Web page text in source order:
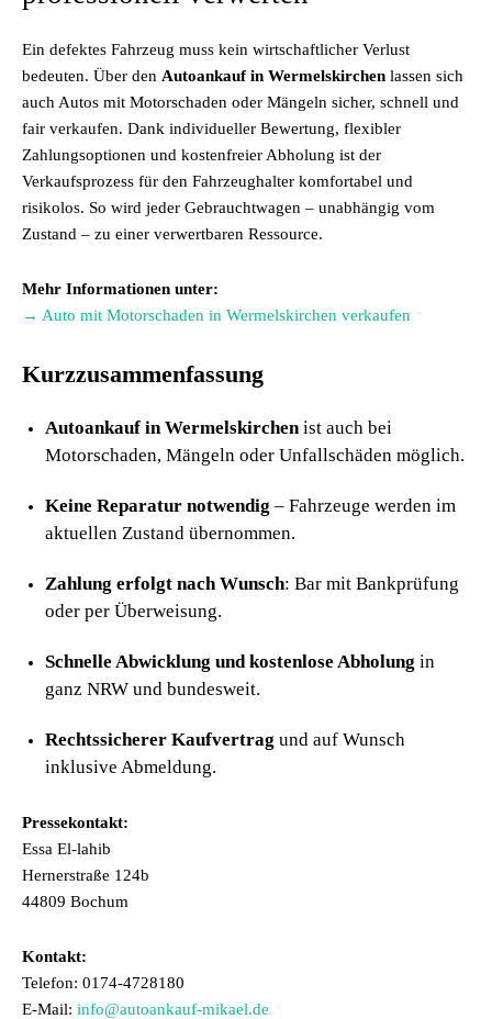
Ein defektes Fahrzeug muss kein wirtschaftlicher Verlust
bedeuten. Über den Autoankauf in Wermelskirchen lassen sich
auch Autos mit Motorschaden oder Mängeln sicher, schnell und
fair verkaufen. Dank individueller Bewertung, flexibler
Zahlungsoptionen und kostenfreier Abholung ist der
Verkaufsprozess für den Fahrzeughalter komfortabel und
risikolos. So wird jeder Gebrauchtwagen – unabhängig vom
Zustand – zu einer verwertbaren Ressource.
Mehr Informationen unter:
→ Auto mit Motorschaden in Wermelskirchen verkaufen
Kurzzusammenfassung
Autoankauf in Wermelskirchenist auch bei
Motorschaden, Mängeln oder Unfallschäden möglich.
Keine Reparatur notwendig – Fahrzeuge werden im
aktuellen Zustand übernommen.
Zahlung erfolgt nach Wunsch: Bar mit Bankprüfung
oder per Überweisung.
Schnelle Abwicklung und kostenlose Abholung in
ganz NRW und bundesweit.
Rechtssicherer Kaufvertrag und auf Wunsch
inklusive Abmeldung.
Pressekontakt:
Essa El-lahib
Hernerstraße 124b
44809 Bochum
Kontakt:
Telefon: 0174-4728180
E-Mail: info@autoankauf-mikael.de